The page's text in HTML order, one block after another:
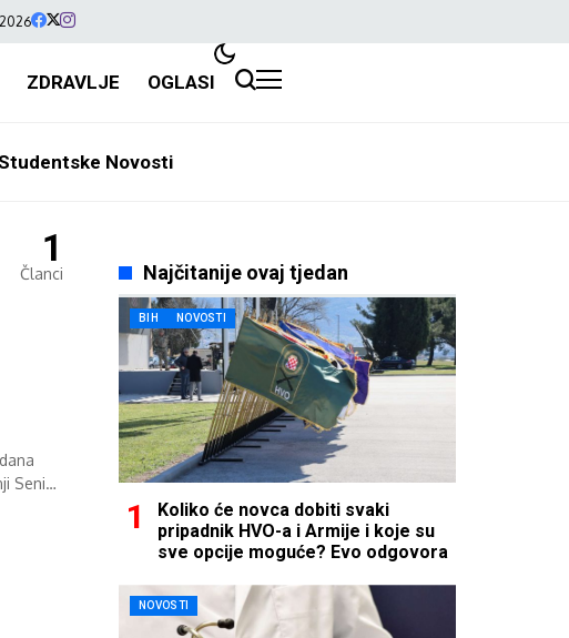
ZDRAVLJE OGLASI
Novosti
1
Članci
Seni
Najčitanije ovaj tjedan
BIH NOVOSTI
Koliko će novca dobiti svaki
pripadnik HVO-a i Armije i koje su
sve opcije moguće? Evo odgovora
NOVOSTI